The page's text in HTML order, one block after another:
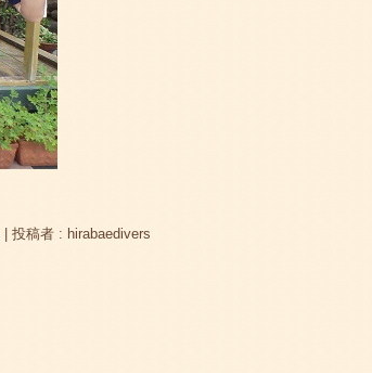
投稿者 : hirabaedivers